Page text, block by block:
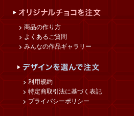
商品の作り方
よくあるご質問
みんなの作品ギャラリー
利用規約
特定商取引法に基づく表記
プライバシーポリシー